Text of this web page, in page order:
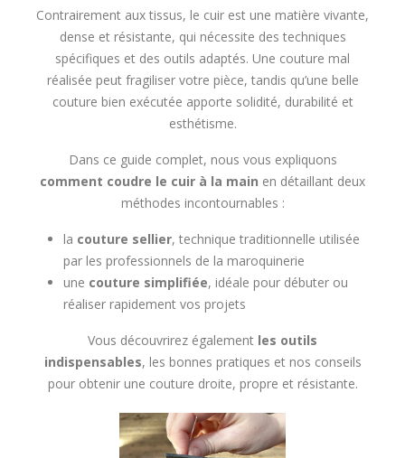
4.3. 🧵 Le fil poissé : solidité et finition
professionnelle
5. 🪡 Couture sellier : technique traditionnelle et
ultra résistante 🪡
5.1. 🪡 Préparer ses aiguilles
6. 🪡 Comment réaliser une couture simplifiée 🪡
Contrairement aux tissus, le cuir est une matière vivante,
dense et résistante, qui nécessite des techniques
spécifiques et des outils adaptés. Une couture mal
réalisée peut fragiliser votre pièce, tandis qu’une belle
couture bien exécutée apporte solidité, durabilité et
esthétisme.
Dans ce guide complet, nous vous expliquons
comment coudre le cuir à la main en détaillant deux
méthodes incontournables :
la couture sellier, technique traditionnelle utilisée
par les professionnels de la maroquinerie
une couture simplifiée, idéale pour débuter ou
réaliser rapidement vos projets
Vous découvrirez également les outils
indispensables, les bonnes pratiques et nos conseils
pour obtenir une couture droite, propre et résistante.